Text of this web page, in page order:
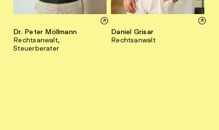
Dr. Peter Möllmann
Rechtsanwalt,
Steuerberater
Daniel Grisar
Rechtsanwalt